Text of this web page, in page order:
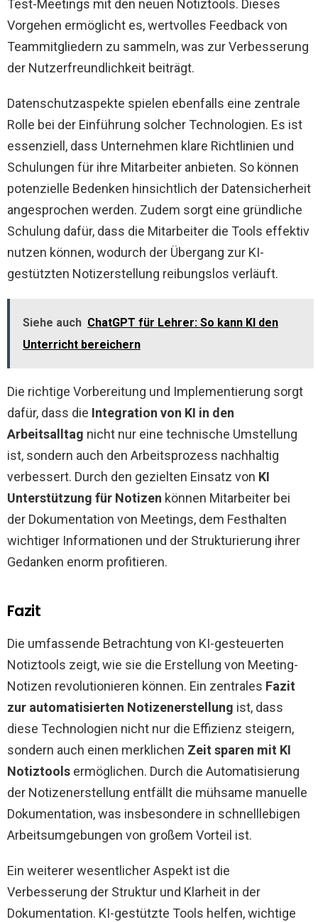
Test-Meetings mit den neuen Notiztools. Dieses
Vorgehen ermöglicht es, wertvolles Feedback von
Teammitgliedern zu sammeln, was zur Verbesserung
der Nutzerfreundlichkeit beiträgt.
Datenschutzaspekte spielen ebenfalls eine zentrale
Rolle bei der Einführung solcher Technologien. Es ist
essenziell, dass Unternehmen klare Richtlinien und
Schulungen für ihre Mitarbeiter anbieten. So können
potenzielle Bedenken hinsichtlich der Datensicherheit
angesprochen werden. Zudem sorgt eine gründliche
Schulung dafür, dass die Mitarbeiter die Tools effektiv
nutzen können, wodurch der Übergang zur KI-
gestützten Notizerstellung reibungslos verläuft.
Siehe auch ChatGPT für Lehrer: So kann KI den
Unterricht bereichern
Die richtige Vorbereitung und Implementierung sorgt
dafür, dass die Integration von KI in den
Arbeitsalltag nicht nur eine technische Umstellung
ist, sondern auch den Arbeitsprozess nachhaltig
verbessert. Durch den gezielten Einsatz von KI
Unterstützung für Notizen können Mitarbeiter bei
der Dokumentation von Meetings, dem Festhalten
wichtiger Informationen und der Strukturierung ihrer
Gedanken enorm profitieren.
Fazit
Die umfassende Betrachtung von KI-gesteuerten
Notiztools zeigt, wie sie die Erstellung von Meeting-
Notizen revolutionieren können. Ein zentrales Fazit
zur automatisierten Notizenerstellung ist, dass
diese Technologien nicht nur die Effizienz steigern,
sondern auch einen merklichen Zeit sparen mit KI
Notiztools ermöglichen. Durch die Automatisierung
der Notizenerstellung entfällt die mühsame manuelle
Dokumentation, was insbesondere in schnelllebigen
Arbeitsumgebungen von großem Vorteil ist.
Ein weiterer wesentlicher Aspekt ist die
Verbesserung der Struktur und Klarheit in der
Dokumentation. KI-gestützte Tools helfen, wichtige